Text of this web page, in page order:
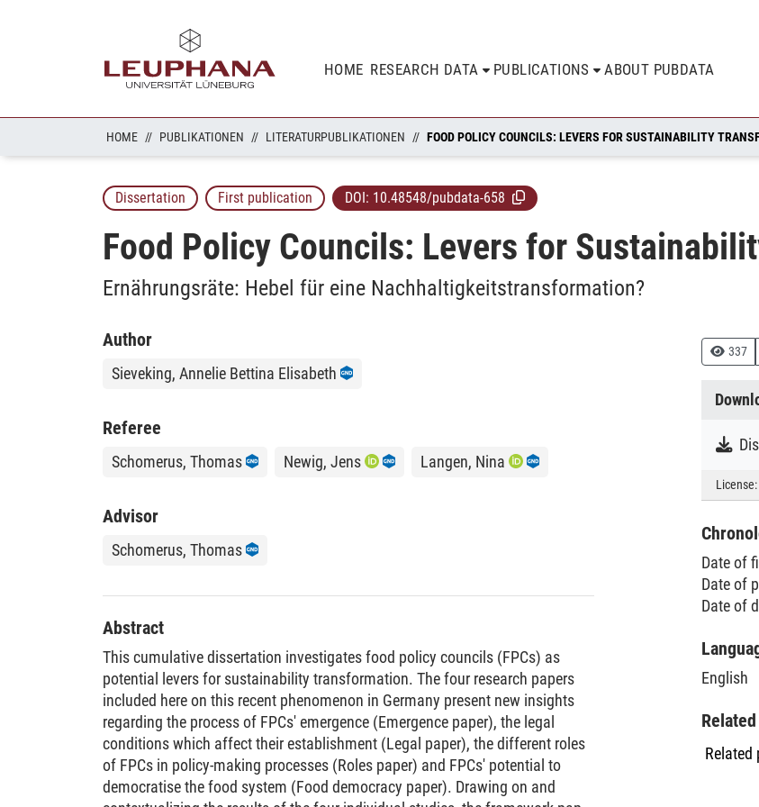
HOME RESEARCH DATA PUBLICATIONS ABOUT PUBDATA
HOME PUBLIKATIONEN LITERATURPUBLIKATIONEN FOOD POLICY COUNCILS: LEVERS FOR SUSTAINABILITY
Dissertation First publication DOI: 10.48548/pubdata-658
Food Policy Councils: Levers for
Ernährungsräte: Hebel für eine Nachhaltigkeitstransformation?
337
License:
Date of
Date of
Date of
English
Related
Author
Sieveking, Annelie Bettina Elisabeth
Referee
Schomerus, Thomas Newig, Jens Langen, Nina
Advisor
Schomerus, Thomas
Abstract
This cumulative dissertation investigates food policy councils (FPCs) as
potential levers for sustainability transformation. The four research papers
included here on this recent phenomenon in Germany present new insights
regarding the process of FPCs' emergence (Emergence paper), the legal
conditions which affect their establishment (Legal paper), the different roles
of FPCs in policy-making processes (Roles paper) and FPCs' potential to
democratise the food system (Food democracy paper). Drawing on and